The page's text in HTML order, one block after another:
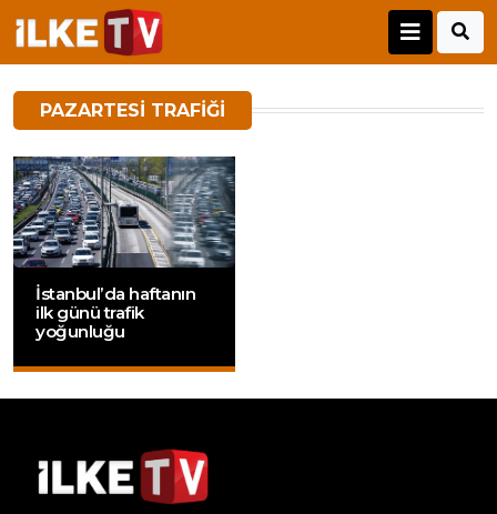
PAZARTESI TRAFIĞI
İstanbul’da haftanın
ilk günü trafik
yoğunluğu